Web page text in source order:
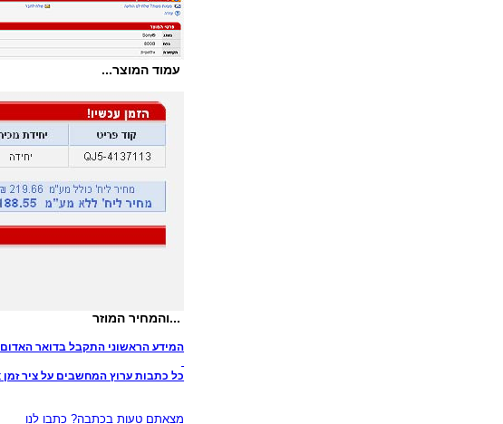
עמוד המוצר...
...והמחיר המוזר
המידע הראשוני התקבל בדואר האדום
כל כתבות ערוץ המחשבים על ציר זמן ynet
מצאתם טעות בכתבה? כתבו לנו